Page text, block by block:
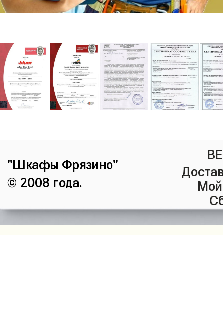
"Шкафы Фрязино"
© 2008 года.